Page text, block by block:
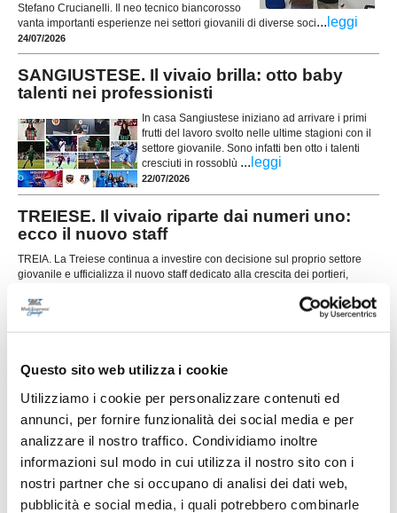
Questo sito web utilizza i cookie
Utilizziamo i cookie per personalizzare contenuti ed
annunci, per fornire funzionalità dei social media e per
analizzare il nostro traffico. Condividiamo inoltre
informazioni sul modo in cui utilizza il nostro sito con i
nostri partner che si occupano di analisi dei dati web,
pubblicità e social media, i quali potrebbero combinarle
Stefano Crucianelli. Il neo tecnico biancorosso
vanta importanti esperienze nei settori giovanili di diverse soci... leggi
24/07/2026
SANGIUSTESE. Il vivaio brilla: otto baby
talenti nei professionisti
In casa Sangiustese iniziano ad arrivare i primi
frutti del lavoro svolto nelle ultime stagioni con il
settore giovanile. Sono infatti ben otto i talenti
cresciuti in rossoblù ... leggi
22/07/2026
TREIESE. Il vivaio riparte dai numeri uno:
ecco il nuovo staff
TREIA. La Treiese continua a investire con decisione sul proprio settore
giovanile e ufficializza il nuovo staff dedicato alla crescita dei portieri,
grande esperienza come Luca Gentili
18/07/2026
Massimo Ciocci
Il Trodica Calcio e il Trodica Junior rafforzano il
proprio progetto dedicato ai giovani affidando il
ruolo di Responsabile Tecnico del Settore
Giovanile a...leggi
13/07/2026
CASETTE VERDINI. Ecco la Juniores: il